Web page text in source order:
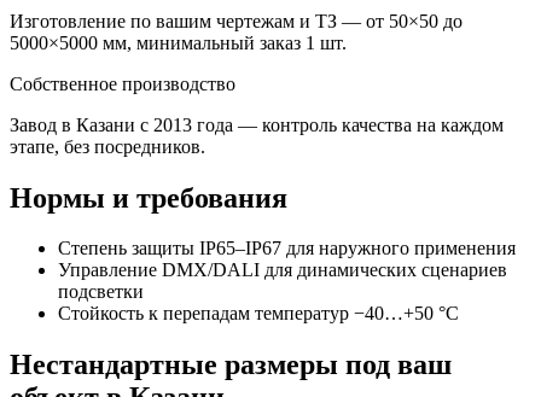
Изготовление по вашим чертежам и ТЗ — от 50×50 до
5000×5000 мм, минимальный заказ 1 шт.
Собственное производство
Завод в Казани с 2013 года — контроль качества на каждом
этапе, без посредников.
Нормы и требования
Степень защиты IP65–IP67 для наружного применения
Управление DMX/DALI для динамических сценариев
подсветки
Стойкость к перепадам температур −40…+50 °C
Нестандартные размеры под ваш